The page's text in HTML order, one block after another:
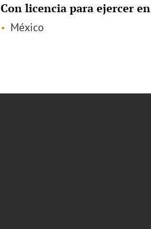
Con licencia para ejercer en
México